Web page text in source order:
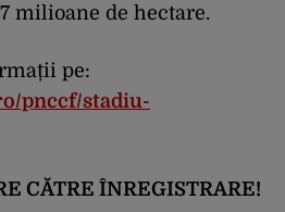
milioane de hectare.
pe:
pnccf/stadiu-
CĂTRE ÎNREGISTRARE!